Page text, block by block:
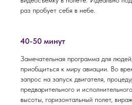
раз пробует себя в небе.
40-50 минут
Замечательная программа для
приобщиться к миру авиации. Во
запрос на запуск двигателя,
предварительного и
высоты, горизонтальный полет,